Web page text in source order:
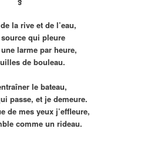
la rive et de l’eau,
qui pleure
larme par heure,
de bouleau.
le bateau,
passe, et je demeure.
de mes yeux j’effleure,
comme un rideau.